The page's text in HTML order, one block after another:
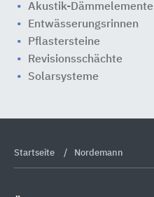
Akustik-Dämmelemente
Entwässerungsrinnen
Pflastersteine
Revisionsschächte
Solarsysteme
Startseite Nordemann